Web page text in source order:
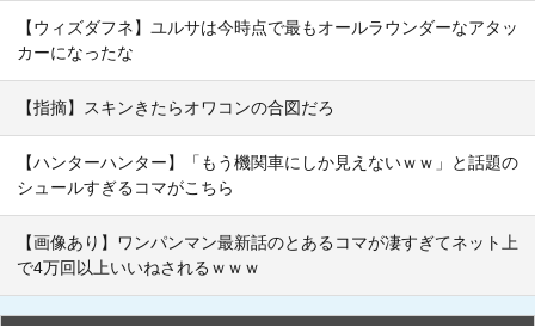
【ウィズダフネ】ユルサは今時点で最もオールラウンダーなアタッ
カーになったな
【指摘】スキンきたらオワコンの合図だろ
【ハンターハンター】「もう機関車にしか見えないｗｗ」と話題の
シュールすぎるコマがこちら
【画像あり】ワンパンマン最新話のとあるコマが凄すぎてネット上
で4万回以上いいねされるｗｗｗ